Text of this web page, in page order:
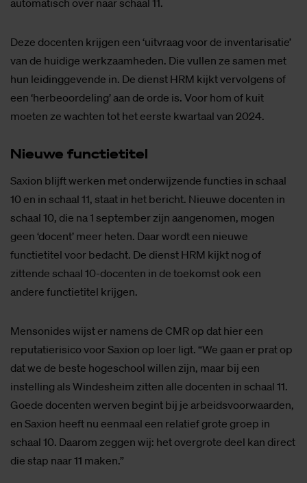
automatisch over naar schaal 11.
Deze docenten krijgen een ‘uitvraag voor de inventarisatie’
van de huidige werkzaamheden. Die vullen ze samen met
hun leidinggevende in. De dienst HRM kijkt vervolgens of
een ‘herbeoordeling’ aan de orde is. Voor hom of kuit
moeten ze wachten tot het eerste kwartaal van 2024.
Nieu­we func­tie­ti­tel
Saxion blijft werken met onderwijzende functies in schaal
10 en in schaal 11, staat in het bericht. Nieuwe docenten in
schaal 10, die na 1 september zijn aangenomen, mogen
geen ‘docent’ meer heten. Daar wordt een nieuwe
functietitel voor bedacht. De dienst HRM kijkt nog of
zittende schaal 10-docenten in de toekomst ook een
andere functietitel krijgen.
Mensonides wijst er namens de CMR op dat hier een
reputatierisico voor Saxion op loer ligt. “We gaan er prat op
dat we de beste hogeschool willen zijn, maar bij een
instelling als Windesheim zitten alle docenten in schaal 11.
Goede docenten werven begint bij je arbeidsvoorwaarden,
en Saxion heeft nu eenmaal een relatief grote groep in
schaal 10. Daarom zeggen wij: het overgrote deel kan direct
die stap naar 11 maken.”